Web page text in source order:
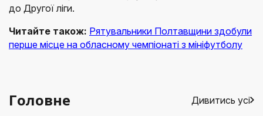
до Другої ліги.
Читайте також: Рятувальники Полтавщини здобули
перше місце на обласному чемпіонаті з мініфутболу
Головне Дивитись усі